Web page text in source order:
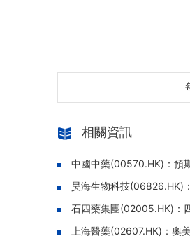
相關資訊
中國中藥(00570.HK)：預
昊海生物科技(06826.HK)
石四藥集團(02005.HK)：
上海醫藥(02607.HK)：奧